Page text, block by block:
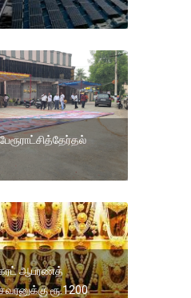
ஆபரணத்
ரூ.1200